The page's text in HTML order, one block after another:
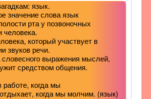
язык.
значение слова язык
рта у позвоночных
человека.
который участвует в
звуков речи.
выражения мыслей,
средством общения.
работе, когда мы
когда мы молчим. (язык)